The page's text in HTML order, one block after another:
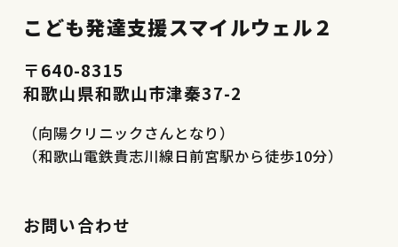
こども発達支援スマイルウェル２
〒640-8315
和歌山県和歌山市津秦37-2
（向陽クリニックさんとなり）
（和歌山電鉄貴志川線日前宮駅から徒歩10分）
お問い合わせ